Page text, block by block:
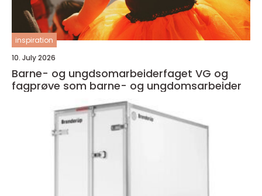
inspiration
10. July 2026
Barne- og ungdsomarbeiderfaget VG og
fagprøve som barne- og ungdomsarbeider